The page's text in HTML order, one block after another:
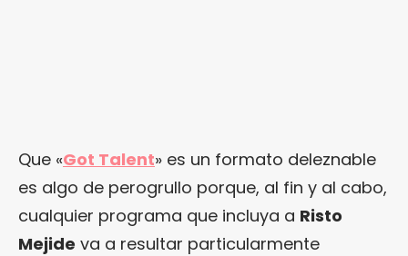
Que «Got Talent» es un formato deleznable
es algo de perogrullo porque, al fin y al cabo,
cualquier programa que incluya a Risto
Mejide va a resultar particularmente